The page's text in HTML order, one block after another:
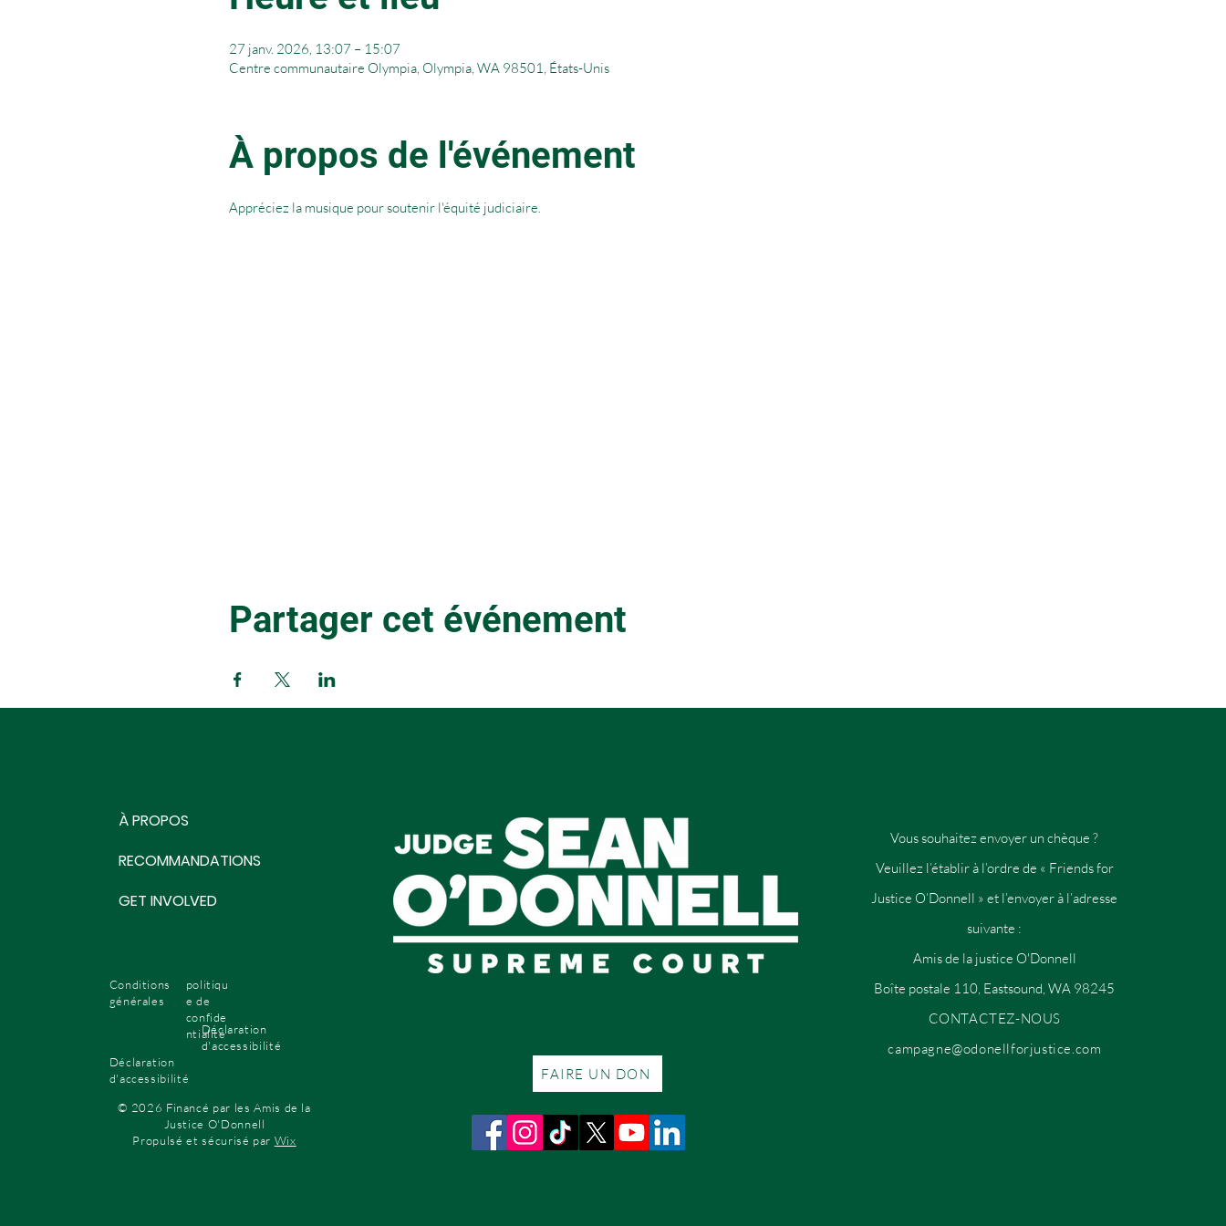
27 janv. 2026, 13:07 – 15:07
Centre communautaire Olympia, Olympia, WA 98501, États-Unis
À propos de l'événement
Appréciez la musique pour soutenir l'équité judiciaire.
Partager cet événement
À PROPOS
RECOMMANDATIONS
GET INVOLVED
Conditions
générales
politiqu
e de
confide
ntialité
Déclaration
d'accessibilité
© 2026 Financé par les Amis de la
Justice O'Donnell
Propulsé et sécurisé par Wix
Déclaration
d'accessibilité
FAIRE UN DON
Vous souhaitez envoyer un chèque ?
Veuillez l’établir à l’ordre de « Friends for
Justice O’Donnell » et l’envoyer à l’adresse
suivante :
Amis de la justice O'Donnell
Boîte postale 110, Eastsound, WA 98245
CONTACTEZ-NOUS
campagne@odonellforjustice.com